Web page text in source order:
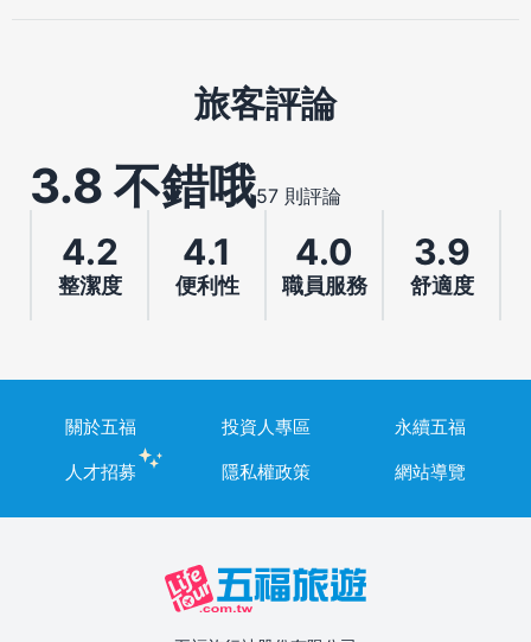
旅客評論
3.8 不錯哦57 則評論
4.2
整潔度
4.1
便利性
4.0
職員服務
3.9
舒適度
關於五福 投資人專區
永續五福
人才招募
隱私權政策 網站導覽